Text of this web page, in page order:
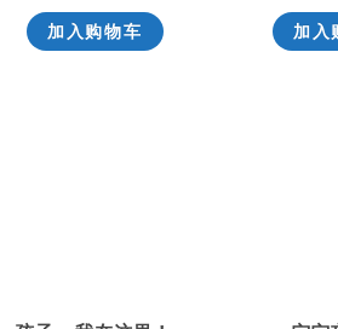
加入购物车 加入